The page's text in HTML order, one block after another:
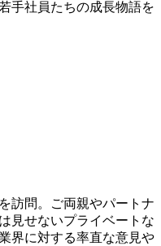
手社員たちの成長物語を
訪問。ご両親やパートナ
見せないプライベートな
界に対する率直な意見や